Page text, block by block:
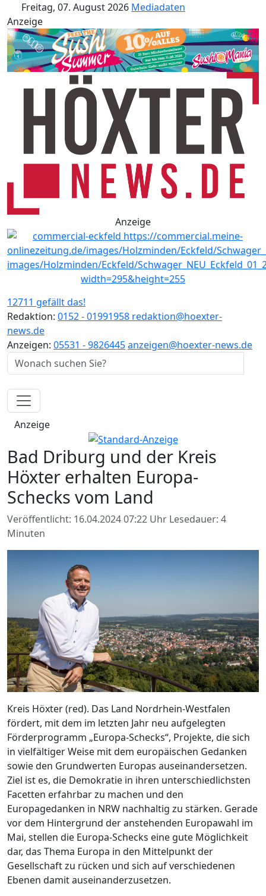
Freitag, 07. August 2026 Mediadaten
Anzeige
Anzeige
12711 gefällt das!
Redaktion: 0152 - 01991958 redaktion@hoexter-
news.de
Anzeigen: 05531 - 9826445anzeigen@hoexter-news.de
Anzeige
Bad Driburg und der Kreis
Höxter erhalten Europa-
Schecks vom Land
Veröffentlicht: 16.04.2024 07:22 Uhr Lesedauer: 4
Minuten
Kreis Höxter (red). Das Land Nordrhein-Westfalen
fördert, mit dem im letzten Jahr neu aufgelegten
Förderprogramm „Europa-Schecks“, Projekte, die sich
in vielfältiger Weise mit dem europäischen Gedanken
sowie den Grundwerten Europas auseinandersetzen.
Ziel ist es, die Demokratie in ihren unterschiedlichsten
Facetten erfahrbar zu machen und den
Europagedanken in NRW nachhaltig zu stärken. Gerade
vor dem Hintergrund der anstehenden Europawahl im
Mai, stellen die Europa-Schecks eine gute Möglichkeit
dar, das Thema Europa in den Mittelpunkt der
Gesellschaft zu rücken und sich auf verschiedenen
Ebenen damit auseinanderzusetzen.